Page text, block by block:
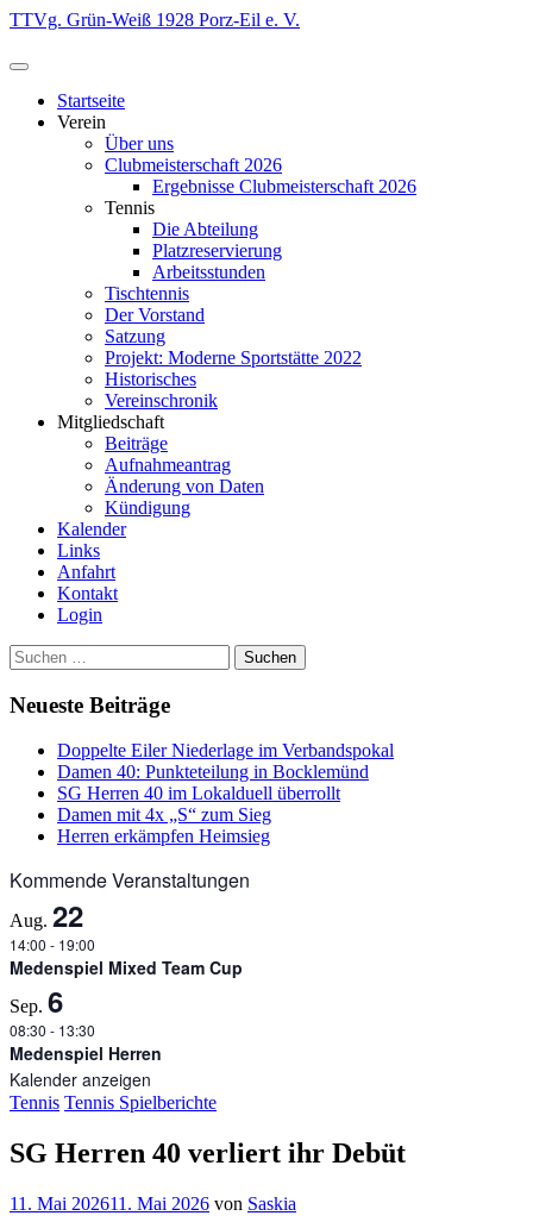
Zum
springen
TTVg. Grün-Weiß 1928 Porz-Eil e. V.
Startseite
Verein
Über uns
Clubmeisterschaft 2026
Ergebnisse Clubmeisterschaft 2026
Tennis
Die Abteilung
Platzreservierung
Arbeitsstunden
Tischtennis
Der Vorstand
Satzung
Projekt: Moderne Sportstätte 2022
Historisches
Vereinschronik
Mitgliedschaft
Beiträge
Aufnahmeantrag
Änderung von Daten
Kündigung
Kalender
Links
Anfahrt
Kontakt
Login
Suchen
nach:
Neueste Beiträge
Doppelte Eiler Niederlage im Verbandspokal
Damen 40: Punkteteilung in Bocklemünd
SG Herren 40 im Lokalduell überrollt
Damen mit 4x „S“ zum Sieg
Herren erkämpfen Heimsieg
Kommende Veranstaltungen
Aug. 22
14:00 - 19:00
Medenspiel Mixed Team Cup
Sep. 6
08:30 - 13:30
Medenspiel Herren
Kalender anzeigen
Tennis Tennis Spielberichte
SG Herren 40 verliert ihr Debüt
11. Mai 202611. Mai 2026 von Saskia